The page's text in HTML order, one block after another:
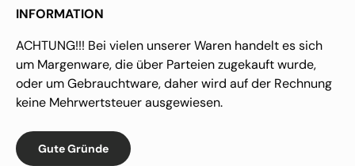
INFORMATION
ACHTUNG!!! Bei vielen unserer Waren handelt es sich
um Margenware, die über Parteien zugekauft wurde,
oder um Gebrauchtware, daher wird auf der Rechnung
keine Mehrwertsteuer ausgewiesen.
Gute Gründe